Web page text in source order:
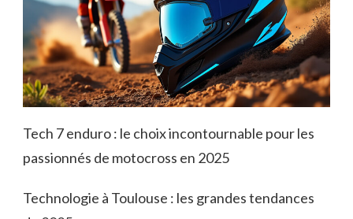
Tech 7 enduro : le choix incontournable pour les
passionnés de motocross en 2025
Technologie à Toulouse : les grandes tendances